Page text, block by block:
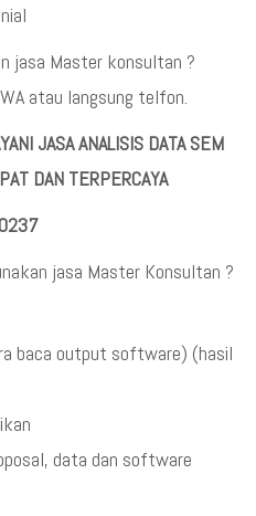
jasa Master konsultan ?
atau langsung telfon.
JASA ANALISIS DATA SEM
DAN TERPERCAYA
jasa Master Konsultan ?
baca output software) (hasil
data dan software